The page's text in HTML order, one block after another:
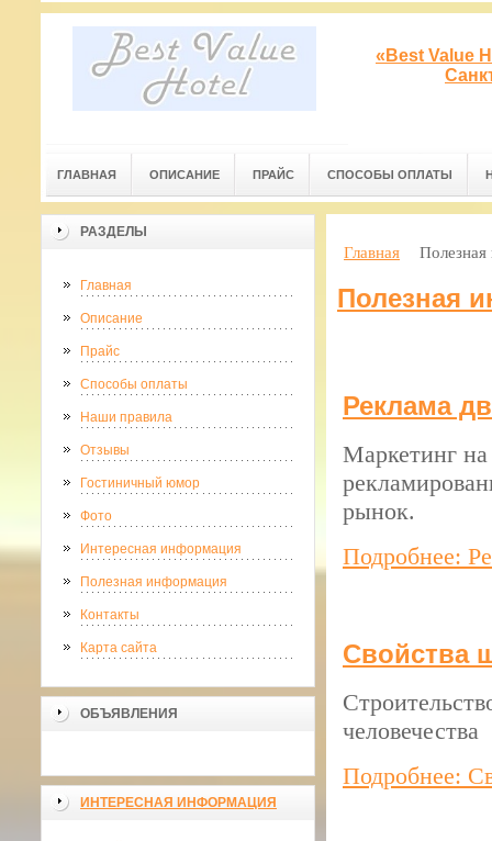
«Best Value
ГЛАВНАЯ ОПИСАНИЕ ПРАЙС СПОСОБЫ ОПЛАТЫ
РАЗДЕЛЫ
Главная
Описание
Прайс
Способы оплаты
Наши правила
Отзывы
Гостиничный юмор
Фото
Интересная информация
Полезная информация
Контакты
Карта сайта
ОБЪЯВЛЕНИЯ
ИНТЕРЕСНАЯ ИНФОРМАЦИЯ
Главная
Полезная
Реклама
Маркетинг
рынок.
Подробнее:
Свойства
человечества
Подробнее: